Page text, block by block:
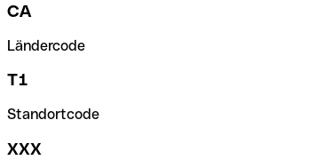
CA
Ländercode
T1
Standortcode
XXX